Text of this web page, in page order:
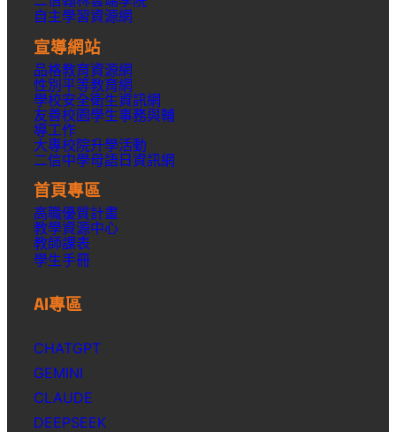
自主學習資源網
宣導網站
品格教育資源網
性別平等教育網
學校安全衛生資訊網
友善校園學生事務與輔
導工作
大專校院升學活動
二信中學母語日資訊網
首頁專區
高職優質計畫
教學資源中心
教師課表
學生手冊
AI專區
CHATGPT
GEMINI
CLAUDE
DEEPSEEK